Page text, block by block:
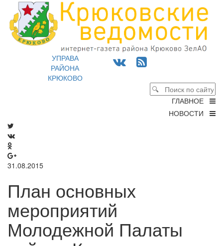
УПРАВА
РАЙОНА
КРЮКОВО
ГЛАВНОЕ
НОВОСТИ
31.08.2015
План основных
мероприятий
Молодежной Палаты